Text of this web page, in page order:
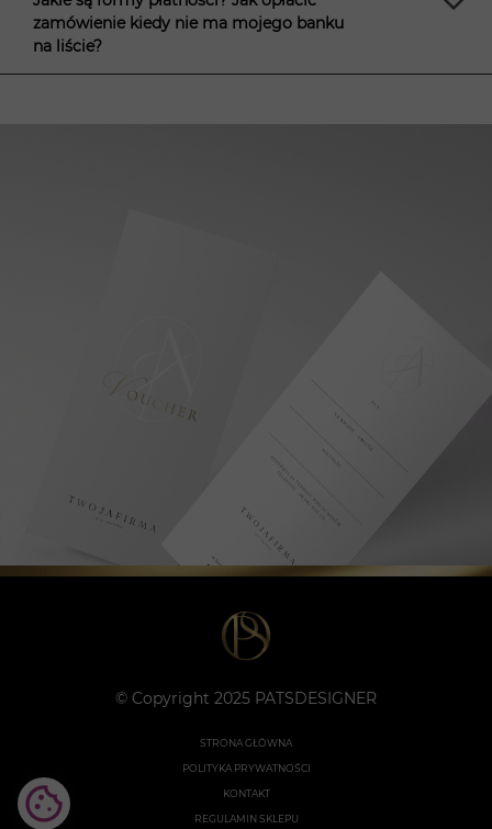
zamówienie kiedy nie ma mojego banku
na liście?
© Copyright 2025 PATSDESIGNER
STRONA GŁÓWNA
POLITYKA PRYWATNOŚCI
KONTAKT
REGULAMIN SKLEPU